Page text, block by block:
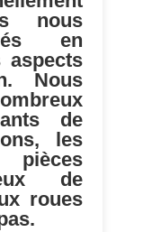
nous
en
aspects
Nous
de
les
de
roues